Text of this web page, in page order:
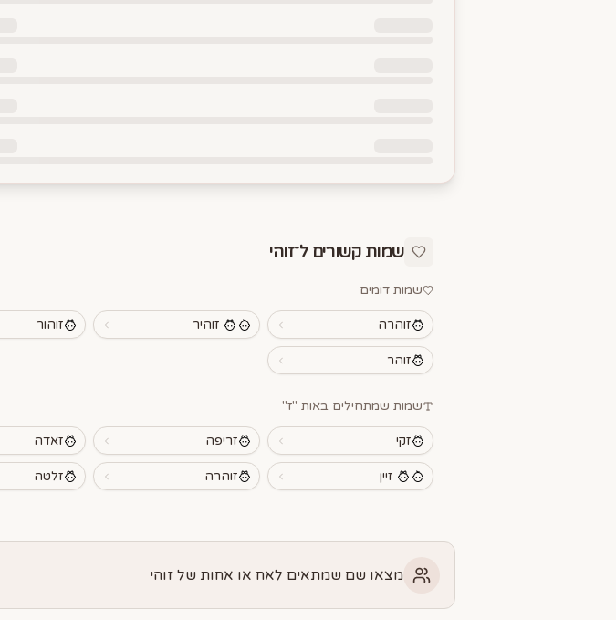
שמות קשורים ל־זוהי
שמות דומים
זוהרה זוהיר זוהור
זוהר
שמות שמתחילים באות "ז"
זקי זריפה זאדה
זיין זוהרה זלטה
מצאו שם שמתאים לאח או אחות של זוהי